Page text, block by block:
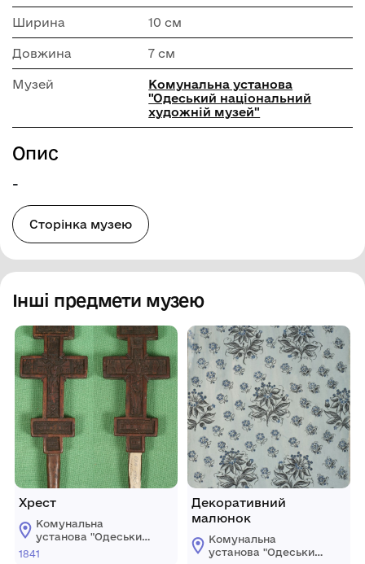
Ширина 10 см
Довжина 7 см
Музей
Комунальна установа
"Одеський національний
художній музей"
Опис
-
Сторінка музею
Інші предмети музею
Хрест
Комунальна
установа "Одеський
національний
1841
Декоративний
малюнок
Комунальна
установа "Одеський